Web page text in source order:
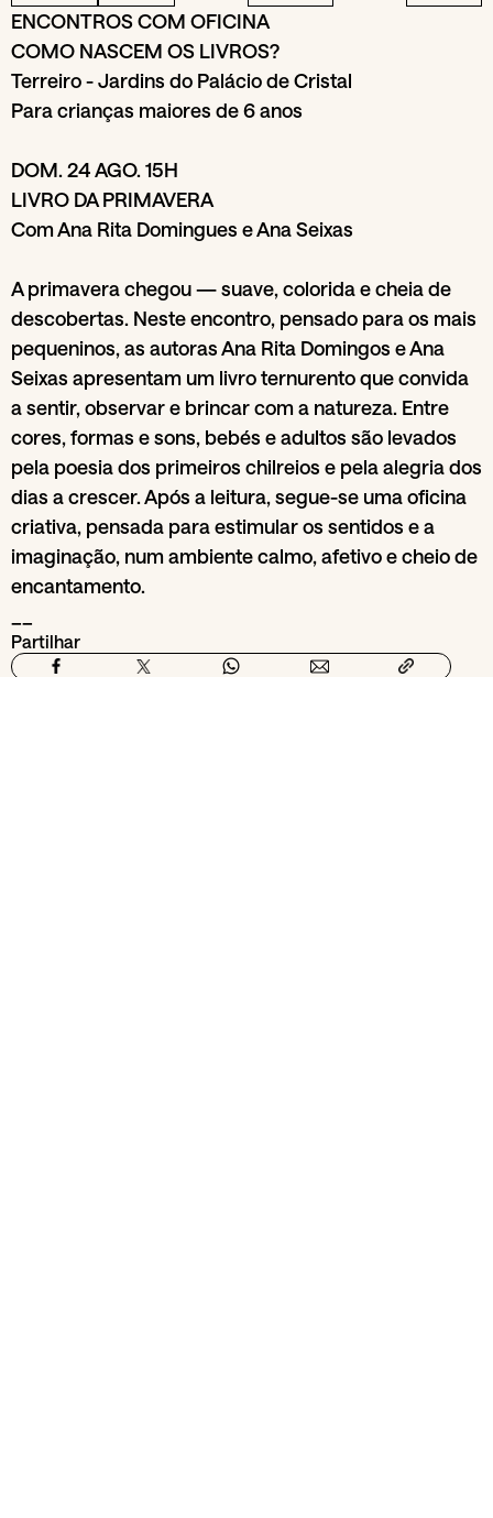
ENCONTROS COM OFICINA
COMO NASCEM OS LIVROS?
Terreiro - Jardins do Palácio de Cristal
Para crianças maiores de 6 anos
DOM. 24 AGO. 15H
LIVRO DA PRIMAVERA
Com Ana Rita Domingues e Ana Seixas
A primavera chegou — suave, colorida e cheia de
descobertas. Neste encontro, pensado para os mais
pequeninos, as autoras Ana Rita Domingos e Ana
Seixas apresentam um livro ternurento que convida
a sentir, observar e brincar com a natureza. Entre
cores, formas e sons, bebés e adultos são levados
pela poesia dos primeiros chilreios e pela alegria dos
dias a crescer. Após a leitura, segue-se uma oficina
criativa, pensada para estimular os sentidos e a
imaginação, num ambiente calmo, afetivo e cheio de
encantamento.
Partilhar